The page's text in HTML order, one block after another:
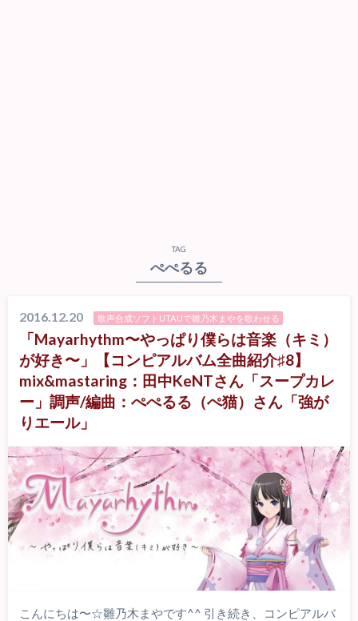
TAG
ぺぺるる
2016.12.20 歌声合成ソフトUTAUで雛乃木まやを歌わせる
「Mayarhythm〜やっぱり僕らは音楽（キミ）
が好き〜」【コンピアルバム全曲紹介♯8】
mix&mastaring：田中KeNTさん「スープカレ
ー」調声/編曲：ぺぺるる（ぺ猫）さん「強が
りエール」
こんにちは〜☆雛乃木まやです^^ 引き続き、コンピアルバ